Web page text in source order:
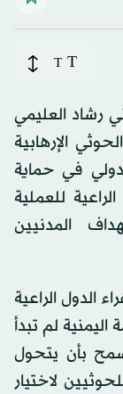
T
T
رشاد العليمي
الإرهابية
في حماية
للعملية
المدنيين
الدول الراعية
لم تبدأ
بأن يتحول
لاختيار